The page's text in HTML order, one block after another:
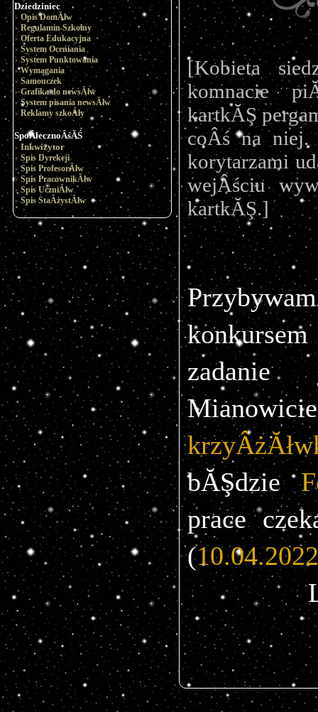
Dziedziniec
Opis DomĂłw
Regulamin Szkolny
Oferta Edukacyjna
System Oceniania
System Punktowania
Wymagania
Samouczek
Grafika do newsĂłw
System pisania newsĂłw
Reklamy szkoÂły
SpoÂłecznoÂśĂŚ
Inkwizytor
Spis Dyrekcji
Spis ProfesorĂłw
Spis PracownikĂłw
Spis UczniĂłw
Spis StaÂżystĂłw
[Kobieta
komnacie
kartkĂŞ
coÂś na niej.
korytarzami
wejÂściu
kartkĂŞ.]
zadanie
bĂŞdzie
prace
(10.04.2022